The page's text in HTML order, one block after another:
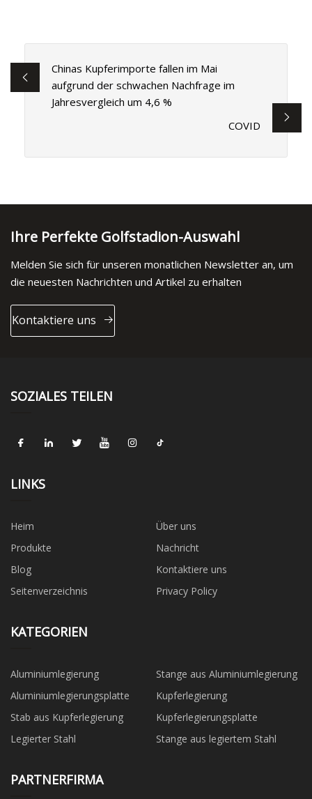
Chinas Kupferimporte fallen im Mai
aufgrund der schwachen Nachfrage im
Jahresvergleich um 4,6 %
COVID
Ihre Perfekte Golfstadion-Auswahl
Melden Sie sich für unseren monatlichen Newsletter an, um
die neuesten Nachrichten und Artikel zu erhalten
Kontaktiere uns
SOZIALES TEILEN
LINKS
Heim
Über uns
Produkte
Nachricht
Blog
Kontaktiere uns
Seitenverzeichnis
Privacy Policy
KATEGORIEN
Aluminiumlegierung
Stange aus Aluminiumlegierung
Aluminiumlegierungsplatte
Kupferlegierung
Stab aus Kupferlegierung
Kupferlegierungsplatte
Legierter Stahl
Stange aus legiertem Stahl
PARTNERFIRMA